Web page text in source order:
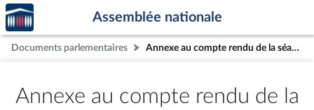
Aller au contenu
Aller en bas de la page
Accèder
à la
page
d'accueil
Assemblée nationale
Documents parlementaires Annexe au compte rendu de la séance du samedi 17 décembre 2022
Annexe au compte rendu de la